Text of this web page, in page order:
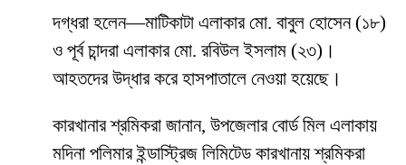
দগ্ধরা হলেন—মাটিকাটা এলাকার মো. বাবুল হোসেন (১৮)
ও পূর্ব চান্দরা এলাকার মো. রবিউল ইসলাম (২৩)।
আহতদের উদ্ধার করে হাসপাতালে নেওয়া হয়েছে।
কারখানার শ্রমিকরা জানান, উপজেলার বোর্ড মিল এলাকায়
মদিনা পলিমার ইন্ডাস্ট্রিজ লিমিটেড কারখানায় শ্রমিকরা